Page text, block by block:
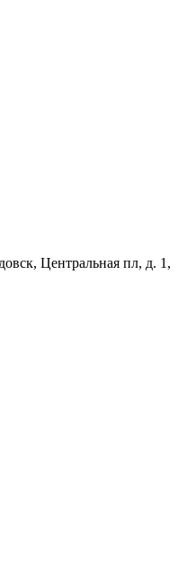
Центральная пл, д. 1,